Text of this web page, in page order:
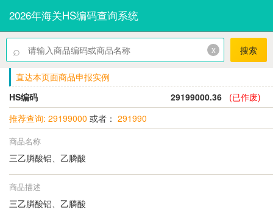
2026年海关HS编码查询系统
⌕ x 搜索
直达本页面商品申报实例
HS编码
29199000.36
(已作废)
推荐查询: 29199000 或者： 291990
商品名称
三乙膦酸铝、乙膦酸
商品描述
三乙膦酸铝、乙膦酸